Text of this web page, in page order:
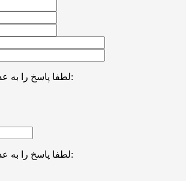
لطفا پاسخ را به عدد انگلیسی وارد کنید:
لطفا پاسخ را به عدد انگلیسی وارد کنید: